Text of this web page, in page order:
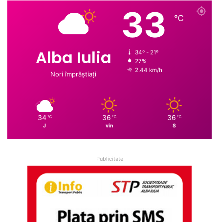
Alba Iulia
Nori împrăștiați
33 ℃
34º - 21º
27%
2.44 km/h
34 ℃
J
36 ℃
vin
36 ℃
S
Publicitate